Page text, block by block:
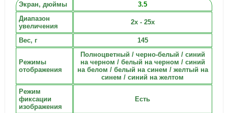
Экран, дюймы
3.5
Диапазон
увеличения
2х - 25х
Вес, г 145
Режимы
отображения
Полноцветный / черно-белый / синий
на черном / белый на черном / синий
на белом / белый на синем / желтый на
синем / синий на желтом
Режим
фиксации
изображения
Есть